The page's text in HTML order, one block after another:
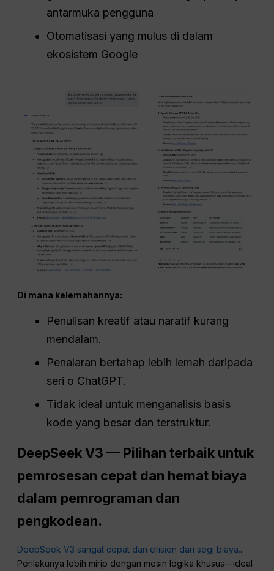
antarmuka pengguna
Otomatisasi yang mulus di dalam
ekosistem Google
Di mana kelemahannya:
Penulisan kreatif atau naratif kurang
mendalam.
Penalaran bertahap lebih lemah daripada
seri o ChatGPT.
Tidak ideal untuk menganalisis basis
kode yang besar dan terstruktur.
DeepSeek V3 — Pilihan terbaik untuk
pemrosesan cepat dan hemat biaya
dalam pemrograman dan
pengkodean.
DeepSeek V3 sangat cepat dan efisien dari segi biaya..
Perilakunya lebih mirip dengan mesin logika khusus—ideal